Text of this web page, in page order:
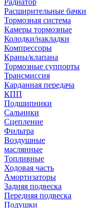
Радиатор
Расширительные бачки
Тормозная система
Камеры тормозные
Колодки/накладки
Компрессоры
Краны/клапана
Тормозные суппорты
Трансмиссия
Карданная передача
КПП
Подшипники
Сальники
Сцепление
Фильтра
Воздушные
маслянные
Топливные
Ходовая часть
Амортизаторы
Задняя подвеска
Передняя подвеска
Подушки